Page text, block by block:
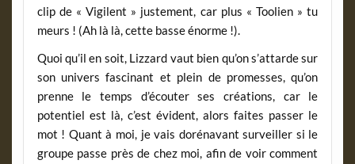
clip de « Vigilent » justement, car plus « Toolien » tu
meurs ! (Ah là là, cette basse énorme !).
Quoi qu’il en soit, Lizzard vaut bien qu’on s’attarde sur
son univers fascinant et plein de promesses, qu’on
prenne le temps d’écouter ses créations, car le
potentiel est là, c’est évident, alors faites passer le
mot ! Quant à moi, je vais dorénavant surveiller si le
groupe passe près de chez moi, afin de voir comment